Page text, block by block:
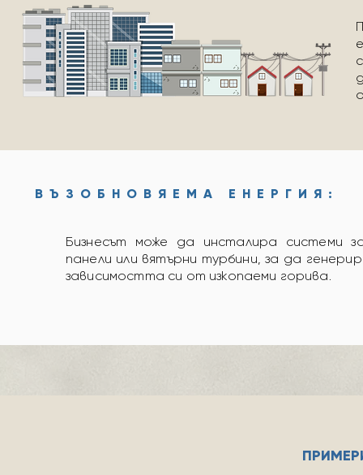
ВЪЗОБНОВЯЕМА ЕНЕРГИЯ:
Бизнесът може да инсталира системи
панели или вятърни турбини, за да
зависимостта си от изкопаеми горива.